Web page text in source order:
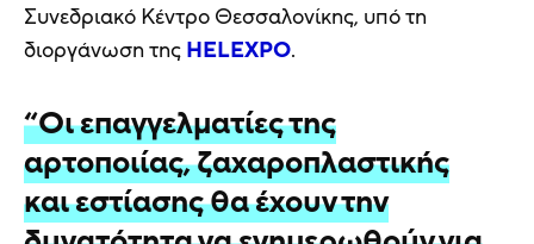
Συνεδριακό Κέντρο Θεσσαλονίκης, υπό τη
διοργάνωση της HELEXPO.
“Οι επαγγελματίες της
αρτοποιίας, ζαχαροπλαστικής
και εστίασης θα έχουν την